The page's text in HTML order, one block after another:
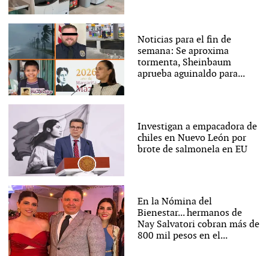
Noticias para el fin de
semana: Se aproxima
tormenta, Sheinbaum
aprueba aguinaldo para...
Investigan a empacadora de
chiles en Nuevo León por
brote de salmonela en EU
En la Nómina del
Bienestar... hermanos de
Nay Salvatori cobran más de
800 mil pesos en el...